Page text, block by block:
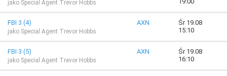
jako Special Agent Trevor Hobbs
FBI 3 (4)
jako Special Agent Trevor Hobbs
AXN
Śr 19.08
15:10
FBI 3 (5)
jako Special Agent Trevor Hobbs
AXN
Śr 19.08
16:10